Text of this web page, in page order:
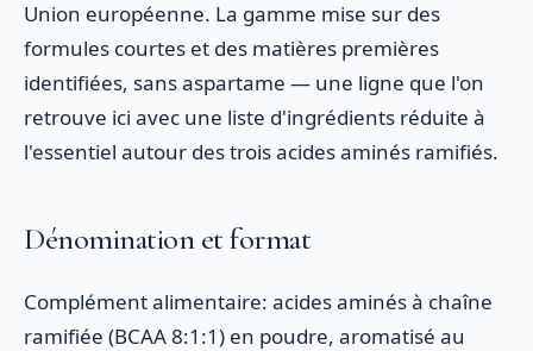
Union européenne. La gamme mise sur des
formules courtes et des matières premières
identifiées, sans aspartame — une ligne que l'on
retrouve ici avec une liste d'ingrédients réduite à
l'essentiel autour des trois acides aminés ramifiés.
Dénomination et format
Complément alimentaire: acides aminés à chaîne
ramifiée (BCAA 8:1:1) en poudre, aromatisé au